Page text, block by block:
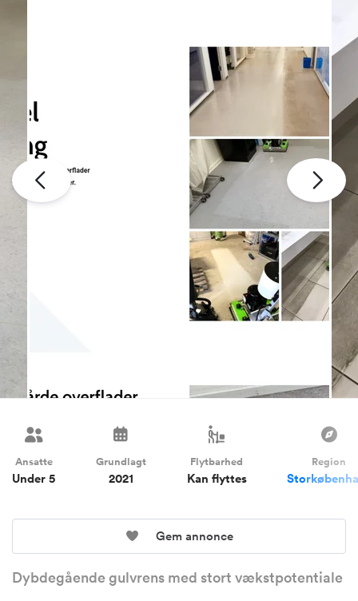
Ansatte
Under 5
Grundlagt
2021
Flytbarhed
Kan flyttes
Region
Gem annonce
Dybdegående gulvrens med stort vækstpotentiale